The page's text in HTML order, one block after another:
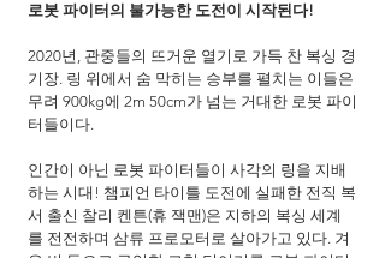
로봇 파이터의 불가능한 도전이 시작된다!
2020년, 관중들의 뜨거운 열기로 가득 찬 복싱 경
기장. 링 위에서 숨 막히는 승부를 펼치는 이들은
무려 900kg에 2m 50cm가 넘는 거대한 로봇 파이
터들이다.
인간이 아닌 로봇 파이터들이 사각의 링을 지배
하는 시대! 챔피언 타이틀 도전에 실패한 전직 복
서 출신 찰리 켄튼(휴 잭맨)은 지하의 복싱 세계
를 전전하며 삼류 프로모터로 살아가고 있다. 겨